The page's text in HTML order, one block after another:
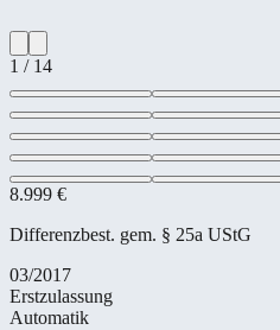
1 / 14
8.999 €
Differenzbest. gem. § 25a UStG
03/2017
Erstzulassung
Automatik